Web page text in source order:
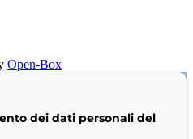
Open-Box
dei dati personali del